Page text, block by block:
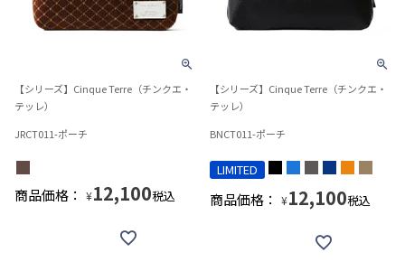
【シリーズ】Cinque Terre（チンクエ・
テッレ）
JRCT011-ポーチ
商品価格： ¥12,100税込
【シリーズ】Cinque Terre（チンクエ・
テッレ）
BNCT011-ポーチ
LIMITED
商品価格： ¥12,100税込